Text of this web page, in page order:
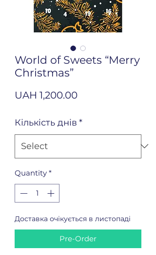
World of Sweets “Merry
Christmas”
UAH 1,200.00Price
Кількість днів *
Quantity *
Доставка очікується в листопаді
Pre-Order